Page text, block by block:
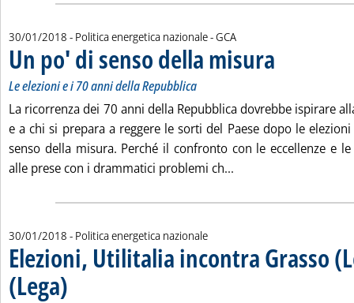
30/01/2018 - Politica energetica nazionale -di:
GCA
Un po' di senso della misura
Le elezioni e i 70 anni della Repubblica
La ricorrenza dei 70 anni della Repubblica dovrebbe ispirare
e a chi si prepara a reggere le sorti del Paese dopo le
senso della misura. Perché il confronto con le eccellenze e
alle prese con i drammatici problemi ch...
30/01/2018 - Politica energetica nazionale
Elezioni, Utilitalia incontra Grasso
(Lega)